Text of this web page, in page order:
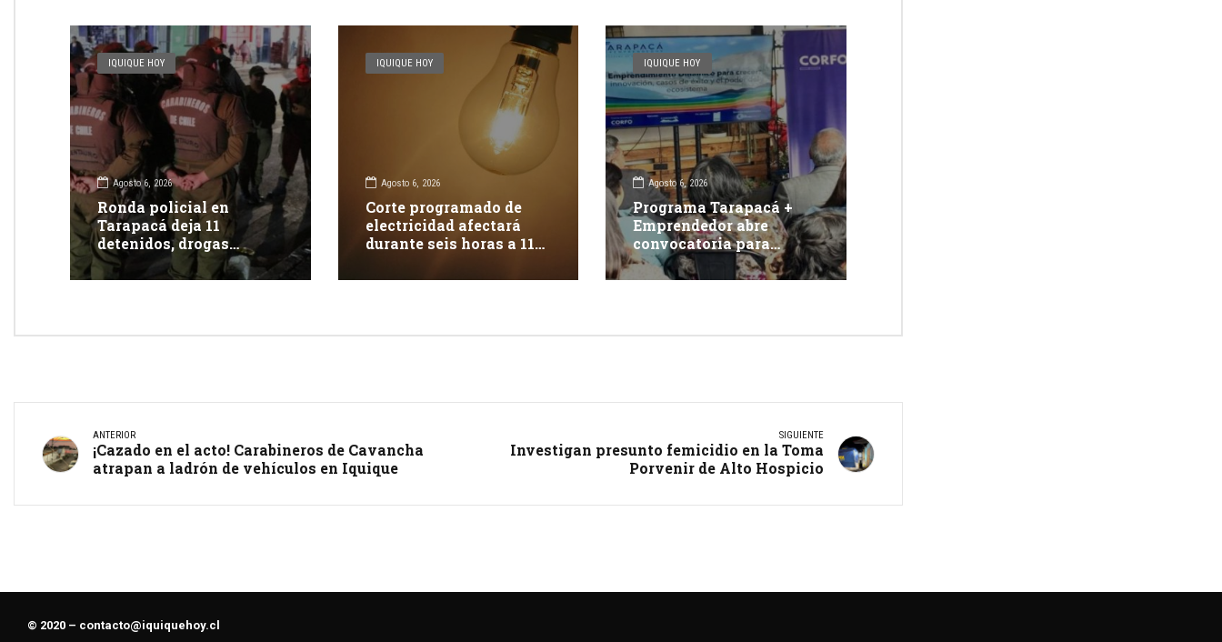
IQUIQUE HOY
Agosto 6, 2026
Ronda policial en
Tarapacá deja 11
detenidos, drogas
incautadas y más de 350
fiscalizaciones
IQUIQUE HOY
Agosto 6, 2026
Corte programado de
electricidad afectará
durante seis horas a 117
IQUIQUE HOY
Agosto 6, 2026
Programa Tarapacá +
Emprendedor abre
convocatoria para
apoyar 15 proyectos
innovadores
ANTERIOR
¡Cazado en el acto! Carabineros de Cavancha
atrapan a ladrón de vehículos en Iquique
SIGUIENTE
Investigan presunto femicidio en la Toma
Porvenir de Alto Hospicio
© 2020 – contacto@iquiquehoy.cl